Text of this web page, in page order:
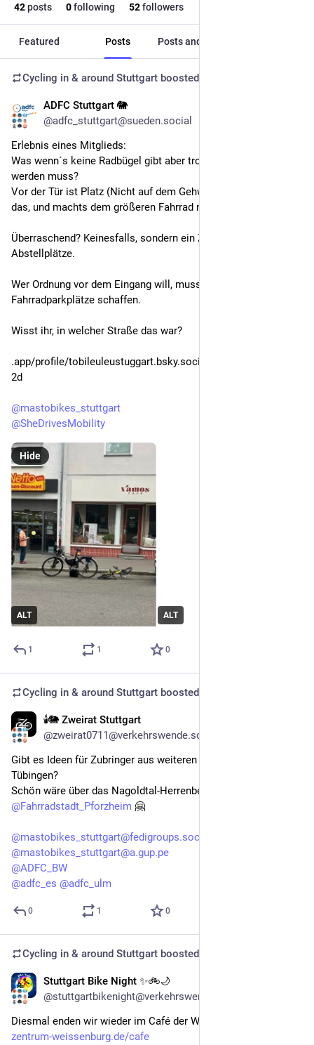
42posts 0following 52followers
Featured Posts Posts and replies
Cycling in & around Stuttgart boosted
ADFC Stuttgart 🐘
@adfc_stuttgart@sueden.social
Erlebnis eines Mitglieds:
Was wenn´s keine Radbügel gibt aber trotzdem eingekauft
werden muss?
Vor der Tür ist Platz (Nicht auf dem Gehweg). Ein Kind sieht
das, und machts dem größeren Fahrrad nach.
Überraschend? Keinesfalls, sondern ein Zeichen fehlender
Abstellplätze.
Wer Ordnung vor dem Eingang will, muss sichere
Fahrradparkplätze schaffen.
Wisst ihr, in welcher Straße das war?
.app/profile/tobileuleustuggart.bsky.social/post/3mlqyhp2u3s
2d
@mastobikes_stuttgart
@SheDrivesMobility
ALT ALT
Hide
1 1 0
Cycling in & around Stuttgart boosted
🕯️🐘 Zweirat Stuttgart
@zweirat0711@verkehrswende.social
Gibt es Ideen für Zubringer aus weiteren Richtungen nach
Tübingen?
Schön wäre über das Nagoldtal-Herrenberg,
@Fahrradstadt_Pforzheim 🤗
@mastobikes_stuttgart@fedigroups.social
@mastobikes_stuttgart@a.gup.pe
@ADFC_BW
@adfc_es @adfc_ulm
0 1 0
Cycling in & around Stuttgart boosted
Stuttgart Bike Night ✨🚲🌙
@stuttgartbikenight@verkehrswende.social
Diesmal enden wir wieder im Café der Weißenburg 🏰🏳️‍⚧️🏳️‍🌈
zentrum-weissenburg.de/cafe